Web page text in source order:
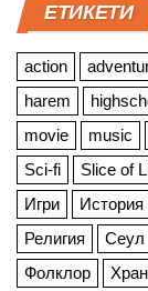
ЕТИКЕТИ
action
harem
movie
music
Sci-fi
Slice of
Игри
История
Религия
Сеул
Фолклор